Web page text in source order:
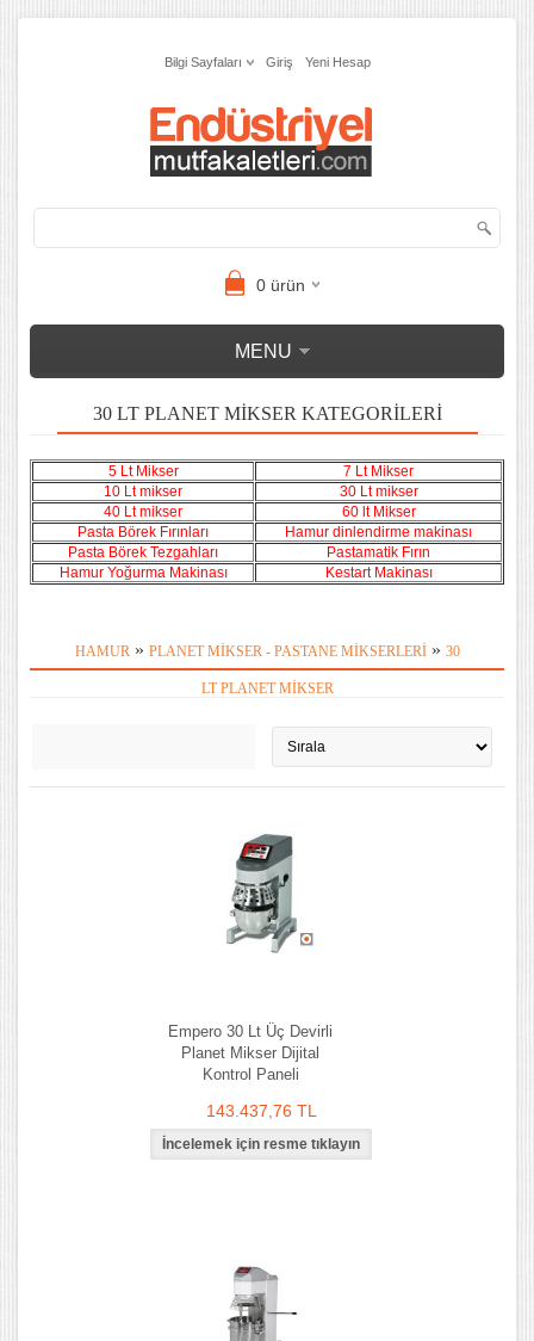
Bilgi Sayfaları Giriş Yeni Hesap
0ürün
MENU
30 LT PLANET MIKSER KATEGORILERI
5 Lt Mikser
7 Lt Mikser
10 Lt mikser
30 Lt mikser
40 Lt mikser
60 lt Mikser
Pasta Börek Fırınları
Hamur dinlendirme makinası
Pasta Börek Tezgahları
Pastamatik Fırın
Hamur Yoğurma Makinası
Kestart Makinası
HAMUR » PLANET MIKSER - PASTANE MIKSERLERI» 30
LT PLANET MIKSER
Empero 30 Lt Üç Devirli
Planet Mikser Dijital
Kontrol Paneli
143.437,76 TL